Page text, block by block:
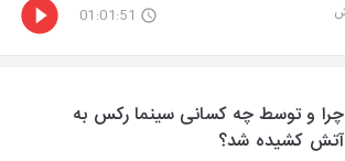
01:01:51
چرا و توسط چه کسانی سینما رکس به
آتش کشیده شد؟